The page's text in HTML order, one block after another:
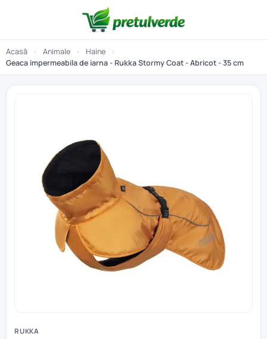
Acasă › Animale › Haine
›
Geaca impermeabila de iarna - Rukka Stormy Coat - Abricot - 35 cm
RUKKA